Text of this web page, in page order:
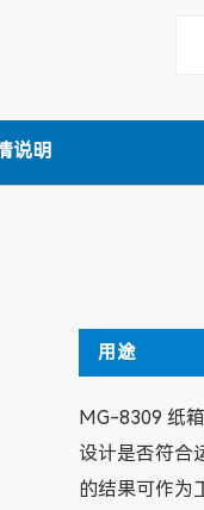
说明
用途
MG-8309 纸
设计是否符合
的结果可作为